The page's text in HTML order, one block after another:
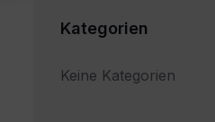
Kategorien
Keine Kategorien